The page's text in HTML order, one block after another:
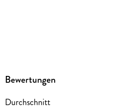
Bewertungen
Durchschnitt